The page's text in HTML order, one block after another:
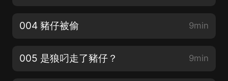
004 豬仔被偷 9min
005 是狼叼走了豬仔？ 9min